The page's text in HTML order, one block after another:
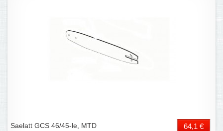
Saelatt GCS 46/45-le, MTD 64,1 €